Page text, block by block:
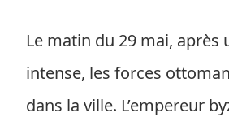
Le matin du 29 mai, après
intense, les forces
dans la ville. L’empereur